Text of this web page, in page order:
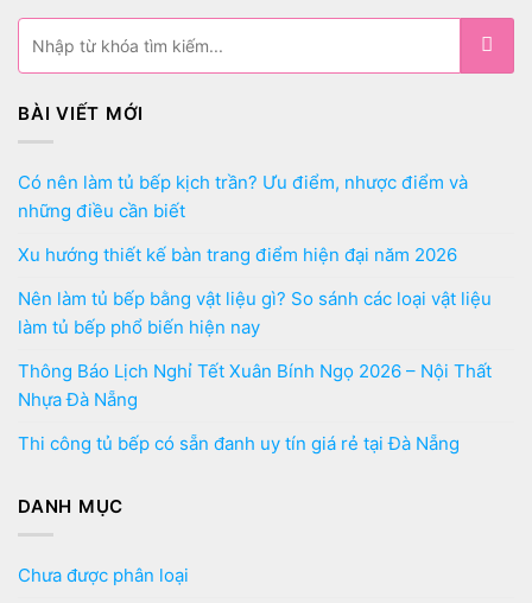
BÀI VIẾT MỚI
Có nên làm tủ bếp kịch trần? Ưu điểm, nhược điểm và
những điều cần biết
Xu hướng thiết kế bàn trang điểm hiện đại năm 2026
Nên làm tủ bếp bằng vật liệu gì? So sánh các loại vật liệu
làm tủ bếp phổ biến hiện nay
Thông Báo Lịch Nghỉ Tết Xuân Bính Ngọ 2026 – Nội Thất
Nhựa Đà Nẵng
Thi công tủ bếp có sẵn đanh uy tín giá rẻ tại Đà Nẵng
DANH MỤC
Chưa được phân loại